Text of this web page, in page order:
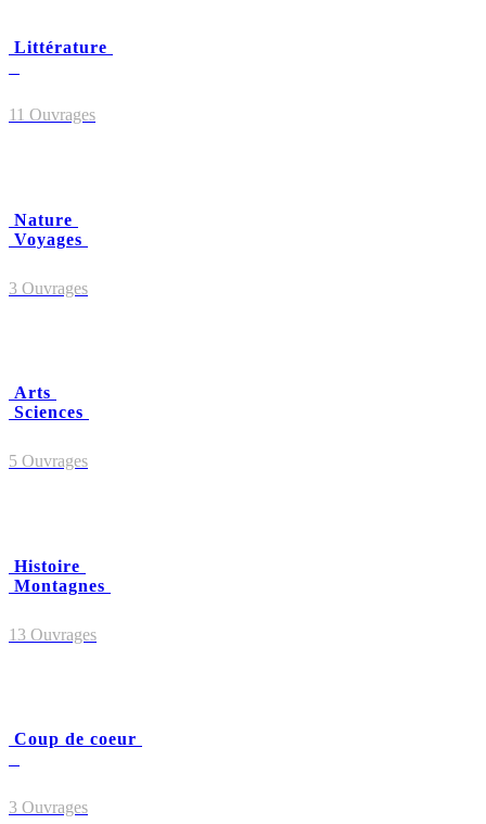
Littérature
11 Ouvrages
Nature
Voyages
3 Ouvrages
Arts
Sciences
5 Ouvrages
Histoire
Montagnes
13 Ouvrages
Coup de coeur
3 Ouvrages